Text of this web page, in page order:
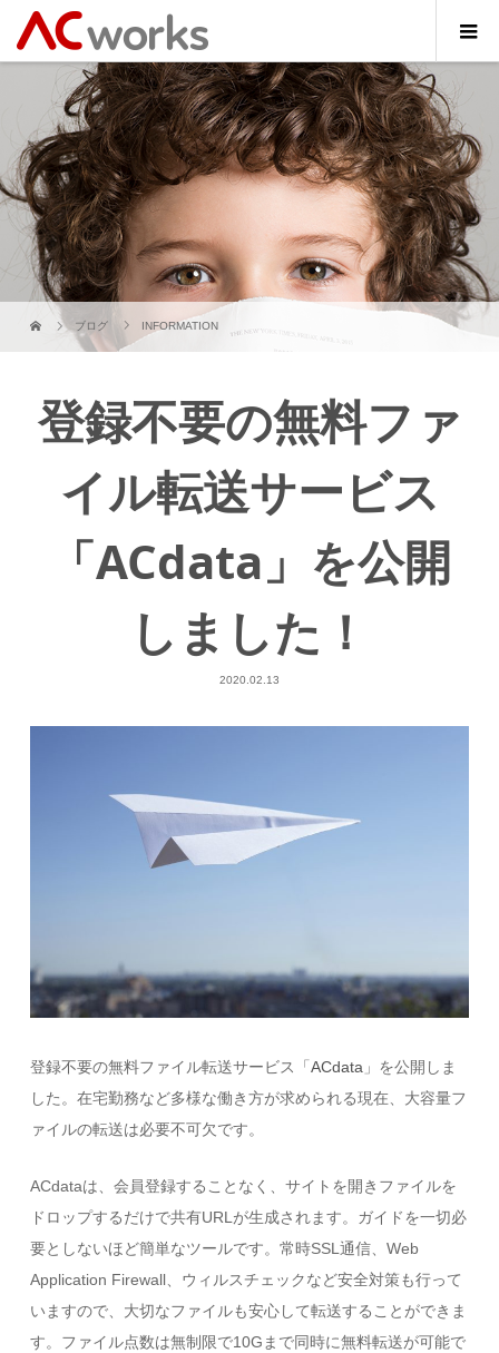
ブログ INFORMATION
登録不要の無料ファ
イル転送サービス
「ACdata」を公開
しました！
2020.02.13
登録不要の無料ファイル転送サービス「ACdata 」を公開しま
した。在宅勤務など多様な働き方が求められる現在、大容量フ
ァイルの転送は必要不可欠です。
ACdataは、会員登録することなく、サイトを開きファイルを
ドロップするだけで共有URLが生成されます。ガイドを一切必
要としないほど簡単なツールです。常時SSL通信、Web
Application Firewall、ウィルスチェックなど安全対策も行って
いますので、大切なファイルも安心して転送することができま
す。ファイル点数は無制限で10Gまで同時に無料転送が可能で